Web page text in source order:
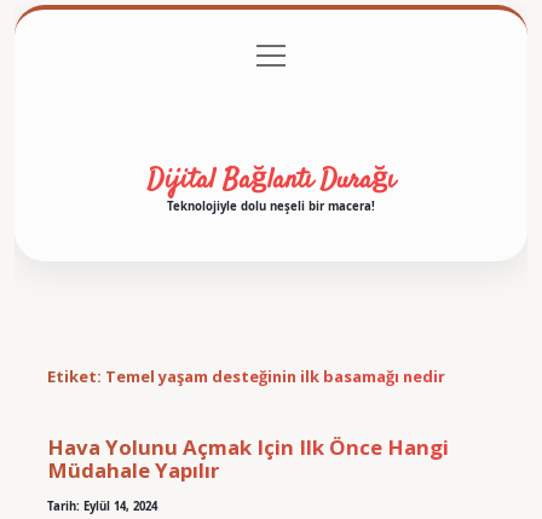
Gizlilik Politikası
menüyü
aç
Dijital Bağlantı Durağı
Teknolojiyle dolu neşeli bir macera!
Etiket: Temel yaşam desteğinin ilk basamağı nedir
Hava Yolunu Açmak Için Ilk Önce Hangi
Müdahale Yapılır
Tarih: Eylül 14, 2024